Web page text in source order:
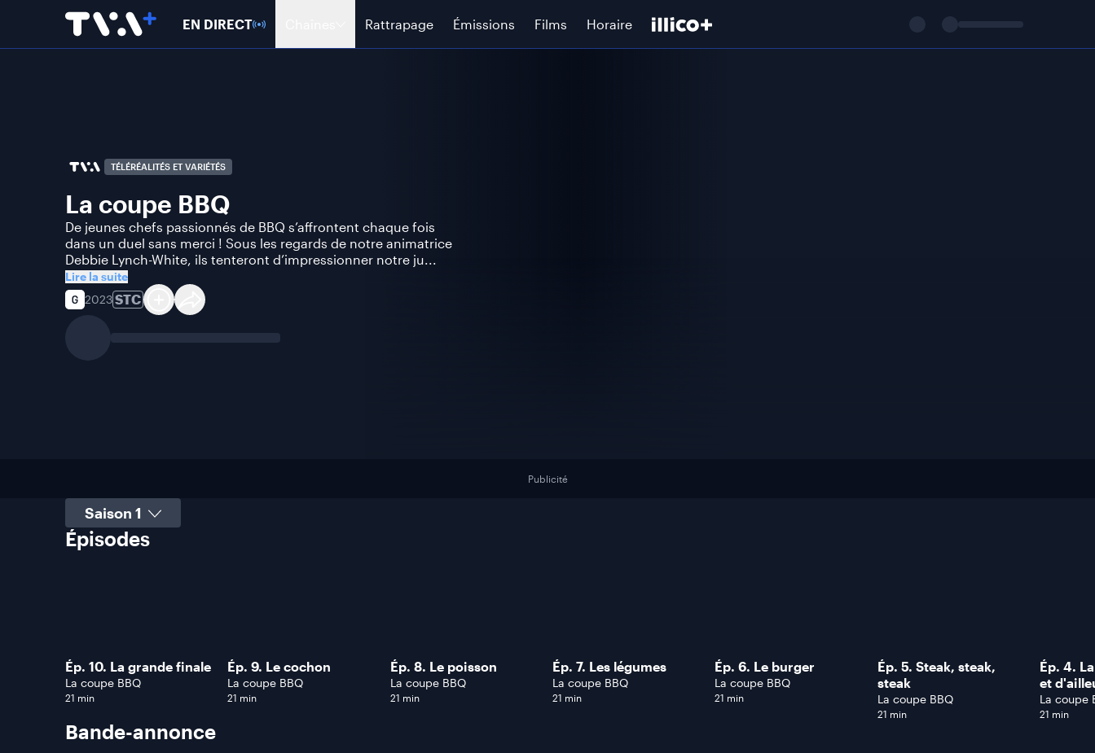
EN DIRECT Rattrapage Émissions Films Horaire
TÉLÉRÉALITÉS ET VARIÉTÉS
La coupe BBQ
De jeunes chefs passionnés de BBQ s’affrontent chaque fois
dans un duel sans merci ! Sous les regards de notre animatrice
Debbie Lynch-White, ils tenteront d’impressionner notre ju...
Lire la suite
2023STC
Publicité
Sélectionner une saison
Épisodes
Ép. 10. La grande finale
La coupe BBQ
21 min
Ép. 9. Le cochon
La coupe BBQ
21 min
Ép. 8. Le poisson
La coupe BBQ
21 min
Ép. 7. Les légumes
La coupe BBQ
21 min
Ép. 6. Le burger
La coupe BBQ
21 min
Ép. 5. Steak, steak,
steak
La coupe BBQ
21 min
Ép. 4.
et
La coupe
21 min
Bande-annonce